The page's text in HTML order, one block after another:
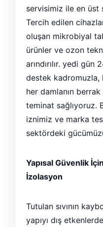
servisimiz ile en üst
Tercih edilen
oluşan mikrobiyal
ürünler ve ozon
arındırılır. yedi gün
destek kadromuzla,
her damlanın berrak
teminat sağlıyoruz.
iznimiz ve marka
sektördeki
Yapısal Güvenlik
İzolasyon
Tutulan sıvının
yapıyı dış